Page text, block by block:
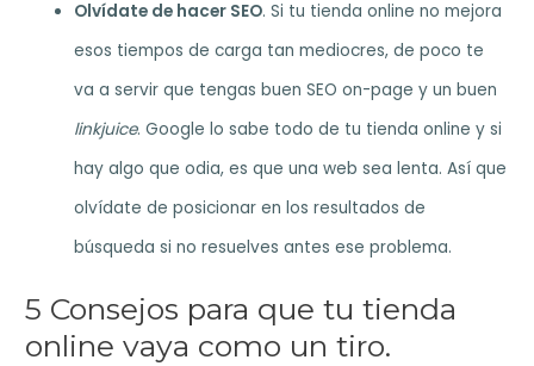
Olvídate de hacer SEO. Si tu tienda online no mejora
esos tiempos de carga tan mediocres, de poco te
va a servir que tengas buen SEO on-page y un buen
linkjuice. Google lo sabe todo de tu tienda online y si
hay algo que odia, es que una web sea lenta. Así que
olvídate de posicionar en los resultados de
búsqueda si no resuelves antes ese problema.
5 Consejos para que tu tienda
online vaya como un tiro.